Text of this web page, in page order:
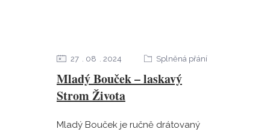
Mladý Bouček – laskavý
Strom Života
27 08 2024 Splněná přání
Mladý Bouček je ručně drátovaný